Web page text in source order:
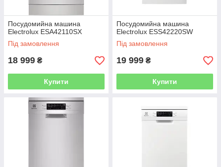
Посудомийна машина
Electrolux ESA42110SX
Під замовлення
18 999 ₴
Купити
Посудомийна машина
Electrolux ESS42220SW
Під замовлення
19 999 ₴
Купити